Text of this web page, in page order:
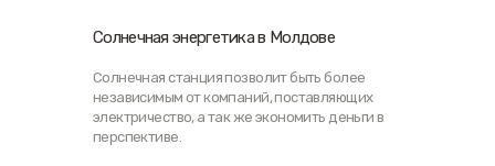
Солнечная энергетика в Молдове
Солнечная станция позволит быть более
независимым от компаний, поставляющих
электричество, а так же экономить деньги в
перспективе.